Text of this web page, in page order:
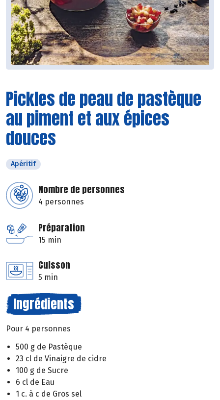
Pickles de peau de pastèque
au piment et aux épices
douces
Apéritif
Nombre de personnes
4 personnes
Préparation
15 min
Cuisson
5 min
Ingrédients
Pour 4 personnes
500 g de Pastèque
23 cl de Vinaigre de cidre
100 g de Sucre
6 cl de Eau
1 c. à c de Gros sel